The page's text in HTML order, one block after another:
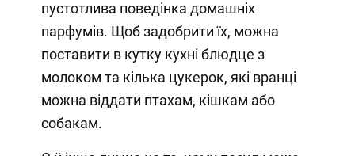
пустотлива поведінка домашніх
парфумів. Щоб задобрити їх, можна
поставити в кутку кухні блюдце з
молоком та кілька цукерок, які вранці
можна віддати птахам, кішкам або
собакам.